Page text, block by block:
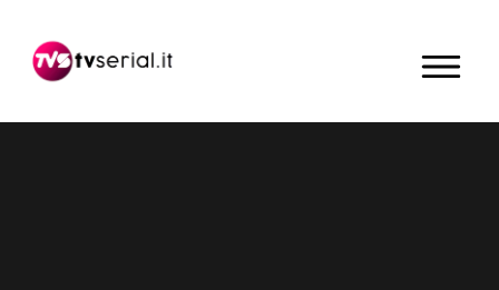
navigazione
contenuto
barra
primaria
MENU